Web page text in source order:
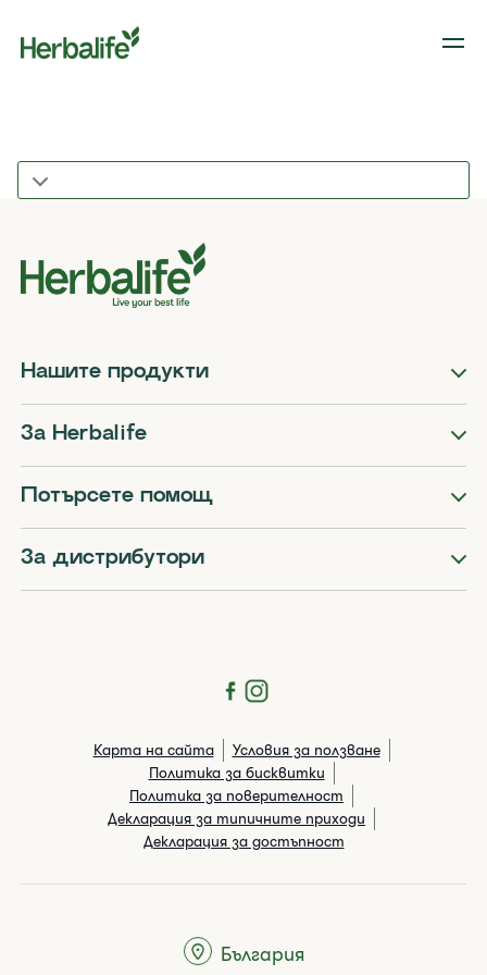
Нашите продукти
За Herbalife
Потърсете помощ
За дистрибутори
Карта на сайта
Условия за ползване
Политика за бисквитки
Политика за поверителност
Декларация за типичните приходи
Декларация за достъпност
България